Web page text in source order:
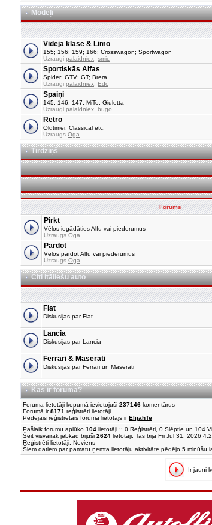
Modeļi
Vidējā klase & Limo
155; 156; 159; 166; Crosswagon; Sportwagon
Uzraugi palaidniex smic
Sportiskās Alfas
Spider; GTV; GT; Brera
Uzraugi palaidniex Edc
Spaiņi
145; 146; 147; MiTo; Giuletta
Uzraugi palaidniex bugo
Retro
Oldtimer, Classical etc.
Uzraugs Oga
Tirdziņš
Forums
Pirkt
Vēlos iegādāties Alfu vai piederumus
Uzraugs Oga
Pārdot
Vēlos pārdot Alfu vai piederumus
Uzraugs Oga
Citi itāliešu auto
Fiat
Diskusijas par Fiat
Lancia
Diskusijas par Lancia
Ferrari & Maserati
Diskusijas par Ferrari un Maserati
Kas ir forumā?
Foruma lietotāji kopumā ievietojuši 237146 komentārus
Forumā ir8171 reģistrēti lietotāji
Pēdējais reģistrētais foruma lietotājs irElijahTe
Pašlaik forumu aplūko 104 lietotāji :: 0 Reģistrēti, 0 Slēptie un 104
Šeit visvairāk jebkad bijuši 2624 lietotāji. Tas bija Fri Jul 31, 2026
Reģistrēti lietotāji: Neviens
Šiem datiem par pamatu ņemta lietotāju aktivitāte pēdējo 5 minūšu
Ir jauni